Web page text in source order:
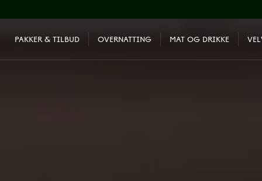
PAKKER & TILBUD OVERNATTING MAT OG DRIKKE